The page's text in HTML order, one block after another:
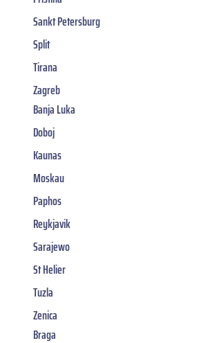
Sankt Petersburg
Split
Tirana
Zagreb
Banja Luka
Doboj
Kaunas
Moskau
Paphos
Reykjavik
Sarajewo
St Helier
Tuzla
Zenica
Braga